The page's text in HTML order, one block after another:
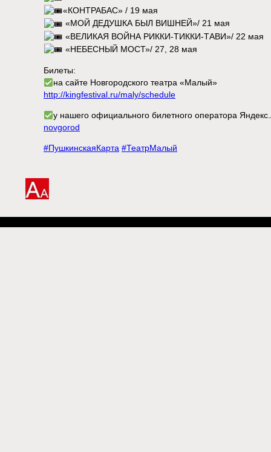
«КОНТРАБАС» / 19 мая
«МОЙ ДЕДУШКА БЫЛ ВИШНЕЙ»/ 21 мая
«ВЕЛИКАЯ ВОЙНА РИККИ-ТИККИ-ТАВИ»/ 22 мая
«НЕБЕСНЫЙ МОСТ»/ 27, 28 мая
Билеты:
на сайте Новгородского театра «Малый»
http://kingfestival.ru/maly/schedule
у нашего официального билетного оператора
novgorod
#ПушкинскаяКарта #ТеатрМалый